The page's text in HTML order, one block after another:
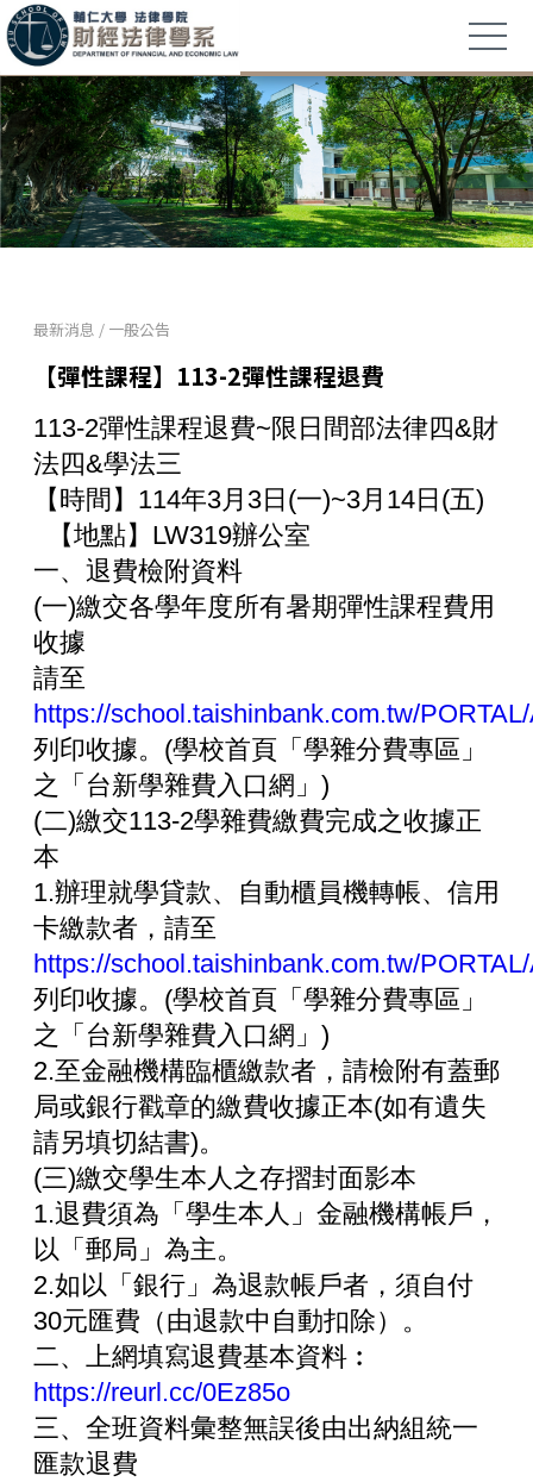
最新消息 / 一般公告
【彈性課程】113-2彈性課程退費
113-2彈性課程退費~限日間部法律四&財
法四&學法三
【時間】114年3月3日(一)~3月14日(五)
【地點】LW319辦公室
一、退費檢附資料
(一)繳交各學年度所有暑期彈性課程費用
收據
請至
https://school.taishinbank.com.tw/
列印收據。(學校首頁「學雜分費專區」
之「台新學雜費入口網」)
(二)繳交113-2學雜費繳費完成之收據正
本
1.辦理就學貸款、自動櫃員機轉帳、信用
卡繳款者，請至
https://school.taishinbank.com.tw/
列印收據。(學校首頁「學雜分費專區」
之「台新學雜費入口網」)
2.至金融機構臨櫃繳款者，請檢附有蓋郵
局或銀行戳章的繳費收據正本(如有遺失
請另填切結書)。
(三)繳交學生本人之存摺封面影本
1.退費須為「學生本人」金融機構帳戶，
以「郵局」為主。
2.如以「銀行」為退款帳戶者，須自付
30元匯費（由退款中自動扣除）。
二、上網填寫退費基本資料︰
https://reurl.cc/0Ez85o
三、全班資料彙整無誤後由出納組統一
匯款退費